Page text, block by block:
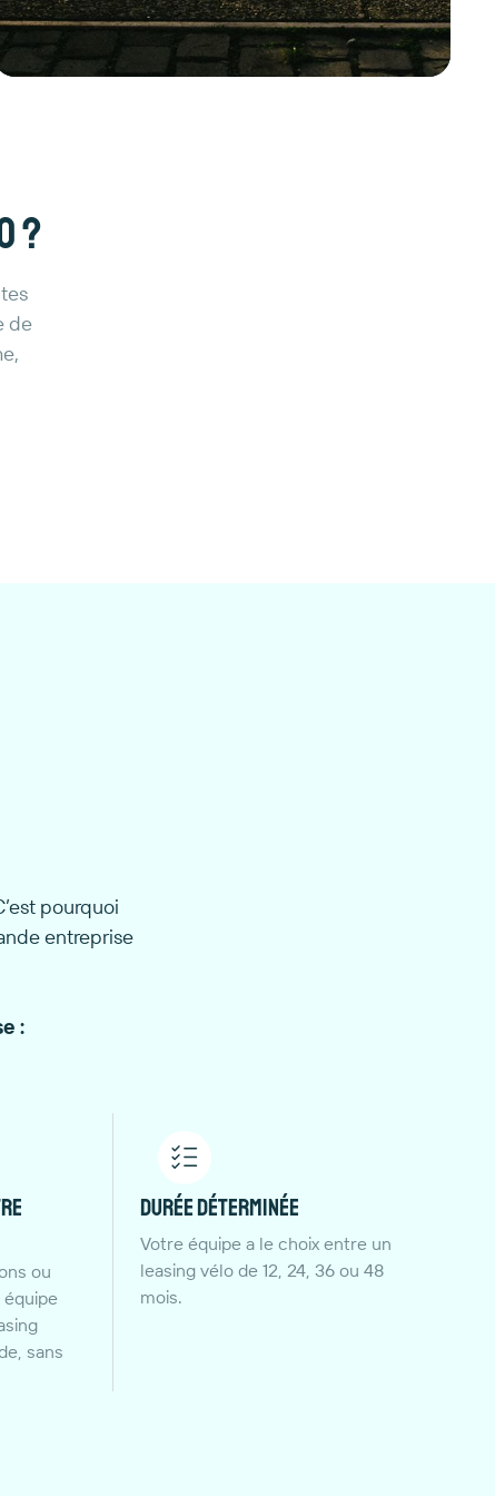
?
de
pourquoi
entreprise
:
ou
équipe
sans
Durée déterminée
Votre équipe a le choix entre un
leasing vélo de 12, 24, 36 ou 48
mois.